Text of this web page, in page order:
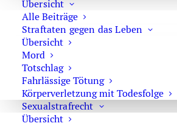
Übersicht
Alle Beiträge
Straftaten gegen das Leben
Übersicht
Mord
Totschlag
Fahrlässige Tötung
Körperverletzung mit Todesfolge
Sexualstrafrecht
Übersicht
Verpackte Waffen nicht